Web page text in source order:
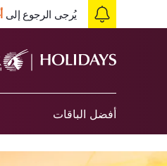
يُرجى الرجوع إلى
أفضل الباقات